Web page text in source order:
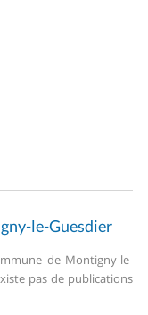
le-Guesdier
de Montigny-le-
pas de publications